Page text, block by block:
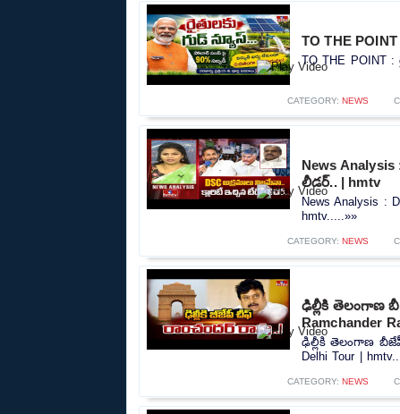
TO THE
TO THE POINT :
CATEGORY: NEWS
News
లీడర్.. | hmtv
News Analysis
hmtv.....»»
CATEGORY: NEWS
ఢిల్లీకి తెలంగాణ
Ramchander
ఢిల్లీకి తెలంగాణ బీజేపీ
Delhi Tour |
CATEGORY: NEWS